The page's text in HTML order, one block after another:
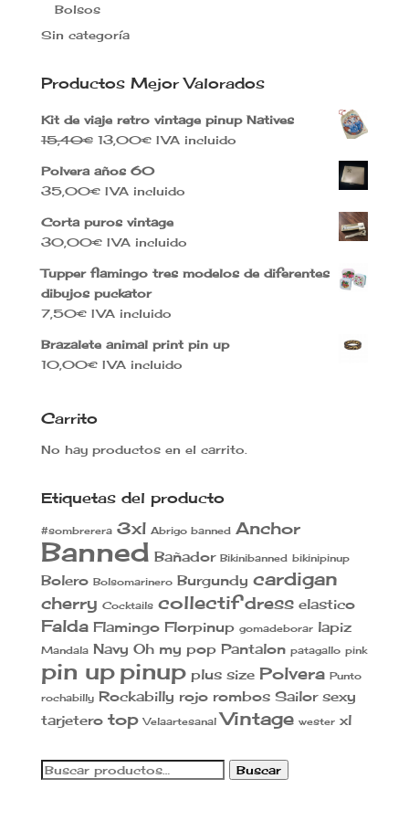
Bolsos
Sin categoría
Productos Mejor Valorados
Kit de viaje retro vintage pinup Natives
15,40€ El
original
era:
15,40€.
13,00€El
actual
es:
13,00€.
IVA incluido
Polvera años 60
35,00€ IVA incluido
Corta puros vintage
30,00€ IVA incluido
Tupper flamingo tres modelos de diferentes
dibujos puckator
7,50€ IVA incluido
Brazalete animal print pin up
10,00€ IVA incluido
Carrito
No hay productos en el carrito.
Etiquetas del producto
#sombrerera 3xl Abrigo banned Anchor
Banned Bañador Bikinibanned bikinipinup
Bolero Bolsomarinero Burgundy cardigan
cherry Cocktails collectif dress elastico
Falda Flamingo Florpinup gomadeborar lapiz
Mandala Navy Oh my pop Pantalon patagallo pink
pin up pinup plus size Polvera Punto
rochabilly Rockabilly rojo rombos Sailor sexy
tarjetero top Velaartesanal Vintage wester xl
Buscar
Buscar